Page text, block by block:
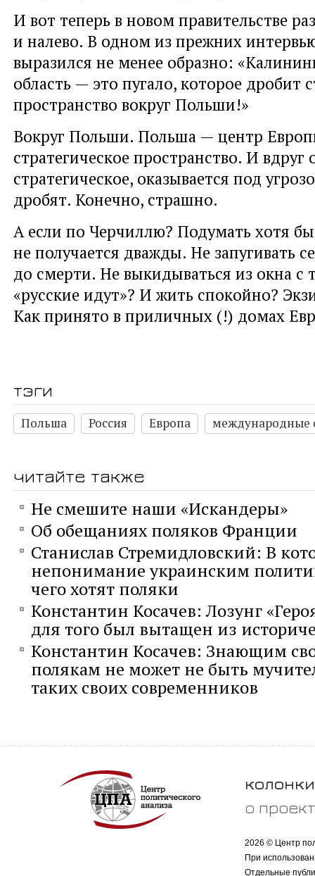
И вот теперь в новом правительстве
и налево. В одном из прежних
выразился не менее образно:
область — это пугало, которое дробит
пространство вокруг Польши!»
Вокруг Польши. Польша — центр
стратегическое пространство. И вдруг
стратегическое, оказывается под
дробят. Конечно, страшно.
А если по Черчиллю? Подумать хотя
не получается дважды. Не запугивать
до смерти. Не выкидываться из окна
«русские идут»? И жить спокойно?
Как принято в приличных (!) домах
тэги
Польша Россия Европа международные
читайте также
Не смешите наши «Искандеры»
Об обещаниях поляков Франции
Станислав Стремидловский: В
непонимание украинским
чего хотят поляки
Константин Косачев: Лозунг
для того был вытащен из
Константин Косачев: Знающим
полякам не может не быть
таких своих современников
колонки
о
2026 © Центр
При
Отдельные